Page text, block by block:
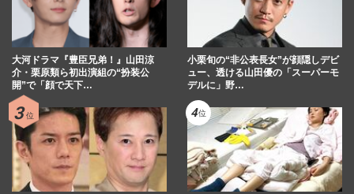
大河ドラマ『豊臣兄弟！』山田涼
介・栗原類ら初出演組の“扮装公
開”で「顔で天下…
小栗旬の“非公表長女”が顔隠しデビ
ュー、透ける山田優の「スーパーモ
デルに」野…